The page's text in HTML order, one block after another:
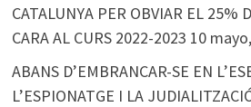
CATALUNYA PER OBVIAR EL 25%
CARA AL CURS 2022-2023 10
ABANS D’EMBRANCAR-SE EN
L’ESPIONATGE I LA